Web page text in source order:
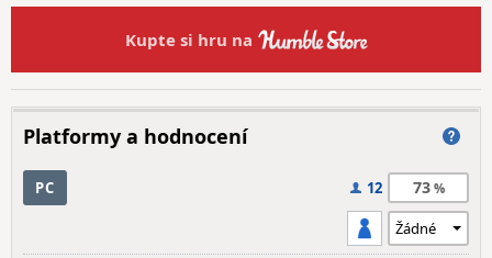
Kupte si hru na
Platformy a hodnocení
PC 12 73